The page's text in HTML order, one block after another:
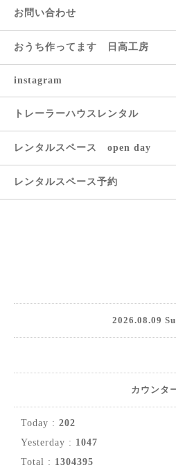
お問い合わせ
おうち作ってます 日高工房
instagram
トレーラーハウスレンタル
レンタルスペース open day
レンタルスペース予約
2026.08.09
カウンタ
Today : 202
Yesterday : 1047
Total : 1304395